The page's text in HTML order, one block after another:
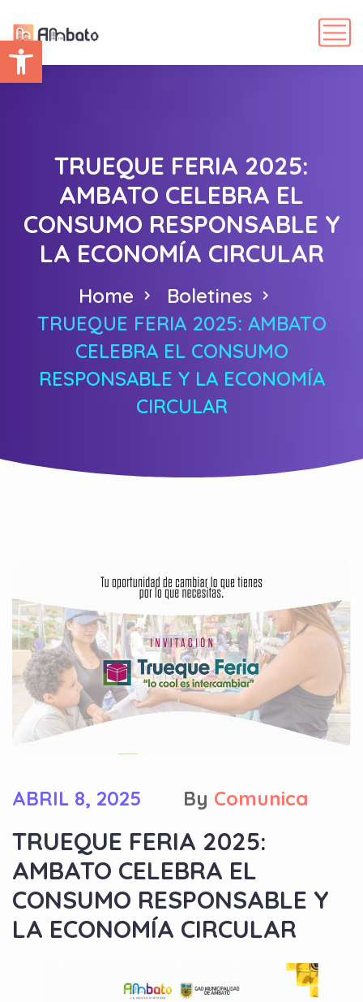
Abrir barra de herramientas
TRUEQUE FERIA 2025:
AMBATO CELEBRA EL
CONSUMO RESPONSABLE Y
LA ECONOMÍA CIRCULAR
Home
Boletines
TRUEQUE FERIA 2025: AMBATO
CELEBRA EL CONSUMO
RESPONSABLE Y LA ECONOMÍA
CIRCULAR
ABRIL 8, 2025 By Comunica
TRUEQUE FERIA 2025:
AMBATO CELEBRA EL
CONSUMO RESPONSABLE Y
LA ECONOMÍA CIRCULAR